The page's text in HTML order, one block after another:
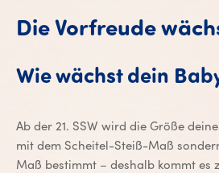
Die Vorfreude
Wie wächst dein
Ab der 21. SSW wird die Größe
mit dem Scheitel-Steiß-Maß
Maß bestimmt – deshalb kommt es